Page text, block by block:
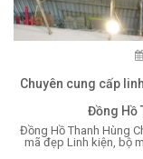
Chuyên cung cấp
Đồng Hồ
Đồng Hồ Thanh Hùng
mã đẹp Linh kiện, bộ